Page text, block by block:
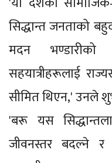
सिद्धान्त जनताको
मदन
सहयात्रीहरूलाई
सीमित थिएन,' उनले
'बरू यस
जीवनस्तर बदल्ने र